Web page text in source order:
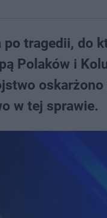
tragedii, do
Polaków i
w tej sprawie.